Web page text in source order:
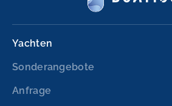
Yachten
Sonderangebote
Anfrage